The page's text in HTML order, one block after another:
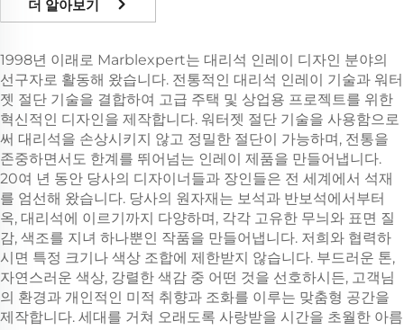
더 알아보기
1998년 이래로 Marblexpert는 대리석 인레이 디자인 분야의
선구자로 활동해 왔습니다. 전통적인 대리석 인레이 기술과 워터
젯 절단 기술을 결합하여 고급 주택 및 상업용 프로젝트를 위한
혁신적인 디자인을 제작합니다. 워터젯 절단 기술을 사용함으로
써 대리석을 손상시키지 않고 정밀한 절단이 가능하며, 전통을
존중하면서도 한계를 뛰어넘는 인레이 제품을 만들어냅니다.
20여 년 동안 당사의 디자이너들과 장인들은 전 세계에서 석재
를 엄선해 왔습니다. 당사의 원자재는 보석과 반보석에서부터
옥, 대리석에 이르기까지 다양하며, 각각 고유한 무늬와 표면 질
감, 색조를 지녀 하나뿐인 작품을 만들어냅니다. 저희와 협력하
시면 특정 크기나 색상 조합에 제한받지 않습니다. 부드러운 톤,
자연스러운 색상, 강렬한 색감 중 어떤 것을 선호하시든, 고객님
의 환경과 개인적인 미적 취향과 조화를 이루는 맞춤형 공간을
제작합니다. 세대를 거쳐 오래도록 사랑받을 시간을 초월한 아름